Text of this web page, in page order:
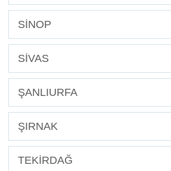
SİNOP
SİVAS
ŞANLIURFA
ŞIRNAK
TEKİRDAĞ